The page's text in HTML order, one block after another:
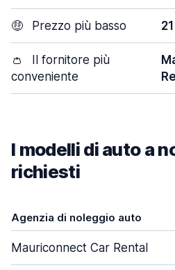
🤑 Prezzo più basso
👛
Il fornitore più
conveniente
I modelli di auto a
richiesti
Agenzia di noleggio auto
Mauriconnect Car Rental